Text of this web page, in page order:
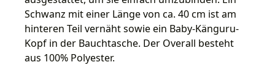
Schwanz mit einer Länge von ca. 40 cm ist am
hinteren Teil vernäht sowie ein Baby-Känguru-
Kopf in der Bauchtasche. Der Overall besteht
aus 100% Polyester.